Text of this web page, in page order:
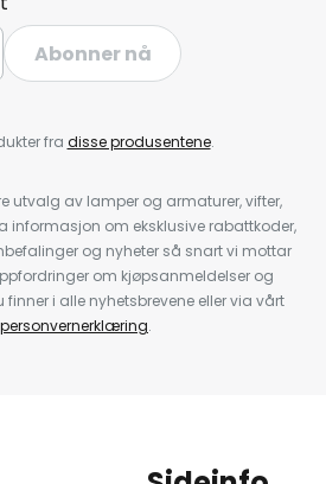
Abonner nå
fra disse produsentene.
utvalg av lamper og armaturer, vifter,
informasjon om eksklusive rabattkoder,
og nyheter så snart vi mottar
om kjøpsanmeldelser og
i alle nyhetsbrevene eller via vårt
personvernerklæring.